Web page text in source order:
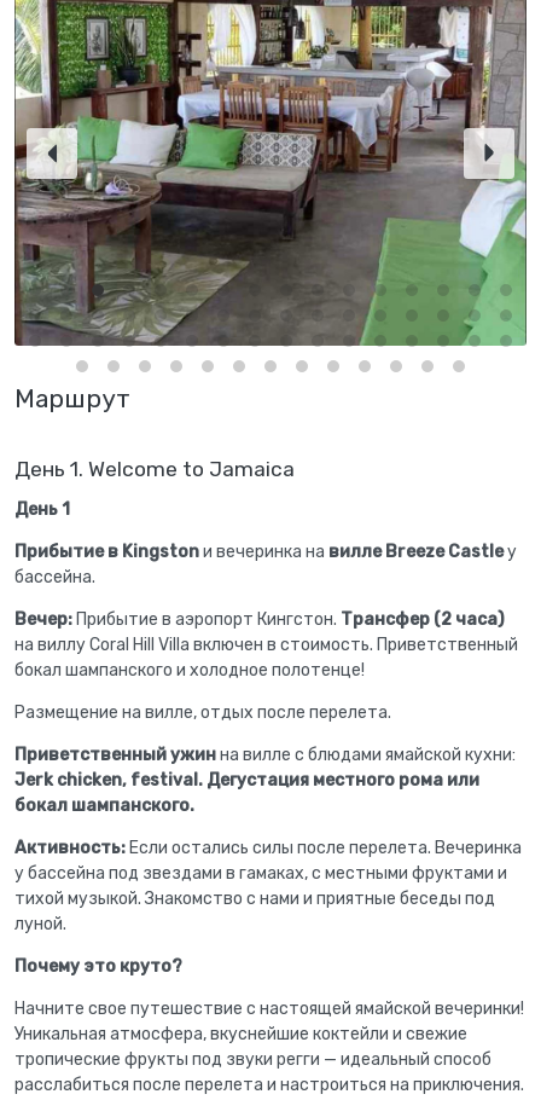
Маршрут
День 1. Welcome to Jamaica
День 1
Прибытие в Kingstonи вечеринка на вилле Breeze Castleу
бассейна.
Вечер: Прибытие в аэропорт Кингстон. Трансфер (2 часа)
на виллу Coral Hill Villa включен в стоимость. Приветственный
бокал шампанского и холодное полотенце!
Размещение на вилле, отдых после перелета.
Приветственный ужинна вилле с блюдами ямайской кухни:
Jerk chicken, festival. Дегустация местного рома или
бокал шампанского.
Активность: Если остались силы после перелета. Вечеринка
у бассейна под звездами в гамаках, с местными фруктами и
тихой музыкой. Знакомство с нами и приятные беседы под
луной.
Почему это круто?
Начните свое путешествие с настоящей ямайской вечеринки!
Уникальная атмосфера, вкуснейшие коктейли и свежие
тропические фрукты под звуки регги — идеальный способ
расслабиться после перелета и настроиться на приключения.